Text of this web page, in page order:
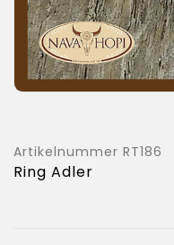
Artikelnummer RT186
Ring Adler